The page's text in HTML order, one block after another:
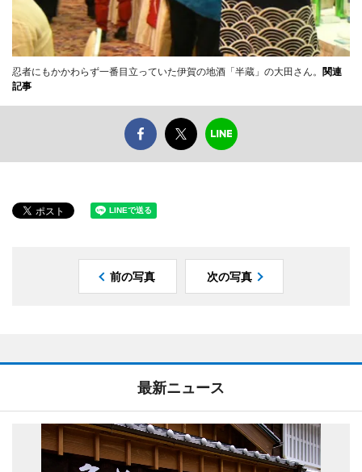
忍者にもかかわらず一番目立っていた伊賀の地酒「半蔵」の大田さん。 関連
記事
前の写真 次の写真
最新ニュース